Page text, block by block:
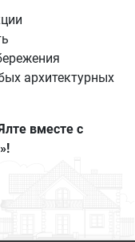
архитектурных
вместе с